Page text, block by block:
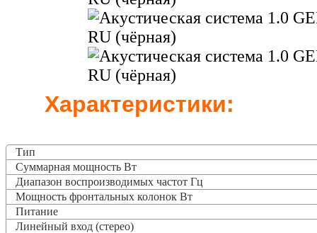
Характеристики:
Тип
Суммарная мощность Вт
Диапазон воспроизводимых частот Гц
Мощность фронтальных колонок Вт
Питание
Линейный вход (стерео)